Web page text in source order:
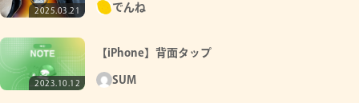
2025.03.21 でんね
2023.10.12
【iPhone】背面タップ
SUM